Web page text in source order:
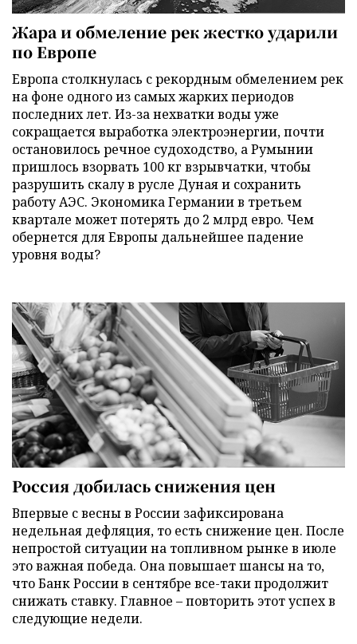
Жара и обмеление рек жестко ударили
по Европе
Европа столкнулась с рекордным обмелением рек
на фоне одного из самых жарких периодов
последних лет. Из-за нехватки воды уже
сокращается выработка электроэнергии, почти
остановилось речное судоходство, а Румынии
пришлось взорвать 100 кг взрывчатки, чтобы
разрушить скалу в русле Дуная и сохранить
работу АЭС. Экономика Германии в третьем
квартале может потерять до 2 млрд евро. Чем
обернется для Европы дальнейшее падение
уровня воды?
Россия добилась снижения цен
Впервые с весны в России зафиксирована
недельная дефляция, то есть снижение цен. После
непростой ситуации на топливном рынке в июле
это важная победа. Она повышает шансы на то,
что Банк России в сентябре все-таки продолжит
снижать ставку. Главное – повторить этот успех в
следующие недели.